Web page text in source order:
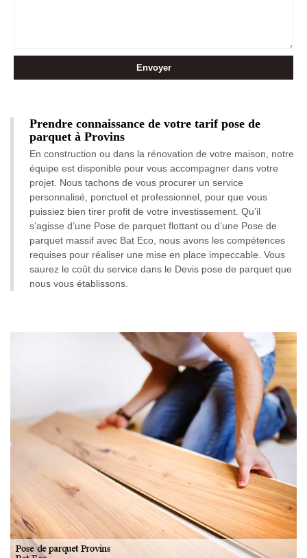
Prendre connaissance de votre tarif pose de
parquet à Provins
En construction ou dans la rénovation de votre maison, notre
équipe est disponible pour vous accompagner dans votre
projet. Nous tachons de vous procurer un service
personnalisé, ponctuel et professionnel, pour que vous
puissiez bien tirer profit de votre investissement. Qu’il
s’agisse d’une Pose de parquet flottant ou d’une Pose de
parquet massif avec Bat Eco, nous avons les compétences
requises pour réaliser une mise en place impeccable. Vous
saurez le coût du service dans le Devis pose de parquet que
nous vous établissons.